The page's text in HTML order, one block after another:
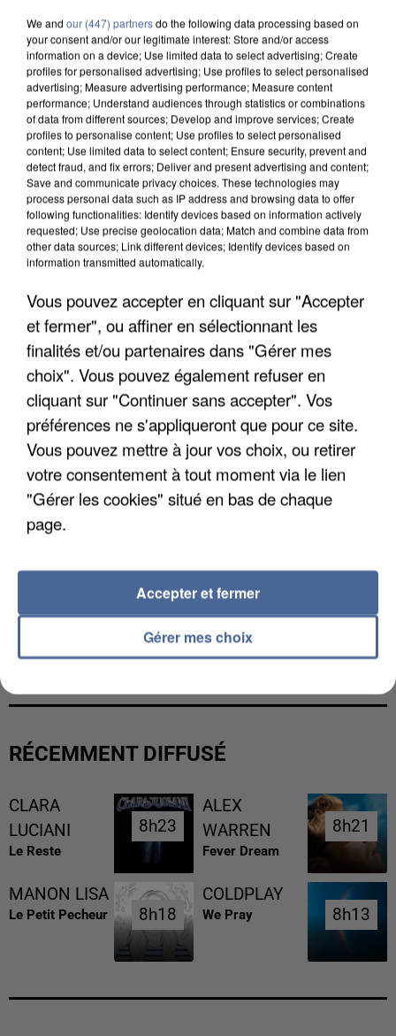
UNE TOURISTE DE L’OISE EMPORTÉE PAR UNE
COULÉE DE BOUE EN HAUTE-SAVOIE
LES DONNÉES DE 300 000 CLIENTS DÉROBÉES À
INTERMARCHÉ APRÈS UNE...
RÉCEMMENT DIFFUSÉ
CLARA
LUCIANI
Le Reste
8h23
8h23
ALEX
WARREN
Fever Dream
8h21
8h21
MANON LISA
Le Petit Pecheur 8h18
8h18
COLDPLAY
We Pray 8h13
8h13
We and our (447) partnersdo the following data processing based on
your consent and/or our legitimate interest: Store and/or access
information on a device; Use limited data to select advertising; Create
profiles for personalised advertising; Use profiles to select personalised
advertising; Measure advertising performance; Measure content
performance; Understand audiences through statistics or combinations
of data from different sources; Develop and improve services; Create
profiles to personalise content; Use profiles to select personalised
content; Use limited data to select content; Ensure security, prevent and
detect fraud, and fix errors; Deliver and present advertising and content;
Save and communicate privacy choices. These technologies may
process personal data such as IP address and browsing data to offer
following functionalities: Identify devices based on information actively
requested; Use precise geolocation data; Match and combine data from
other data sources; Link different devices; Identify devices based on
information transmitted automatically.
Vous pouvez accepter en cliquant sur "Accepter
et fermer", ou affiner en sélectionnant les
finalités et/ou partenaires dans "Gérer mes
choix". Vous pouvez également refuser en
cliquant sur "Continuer sans accepter". Vos
préférences ne s'appliqueront que pour ce site.
Vous pouvez mettre à jour vos choix, ou retirer
votre consentement à tout moment via le lien
"Gérer les cookies" situé en bas de chaque
page.
Gérer mes choix
Accepter et fermer